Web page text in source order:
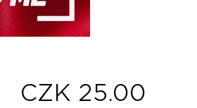
CZK 25.00